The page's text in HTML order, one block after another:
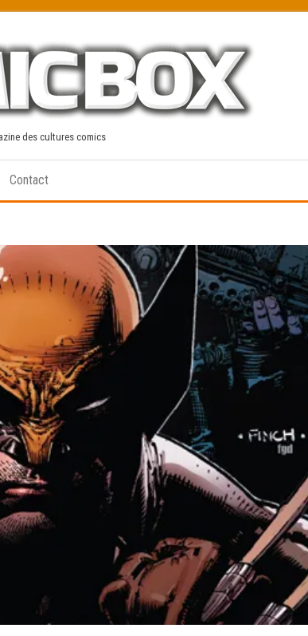
des cultures comics
Contact